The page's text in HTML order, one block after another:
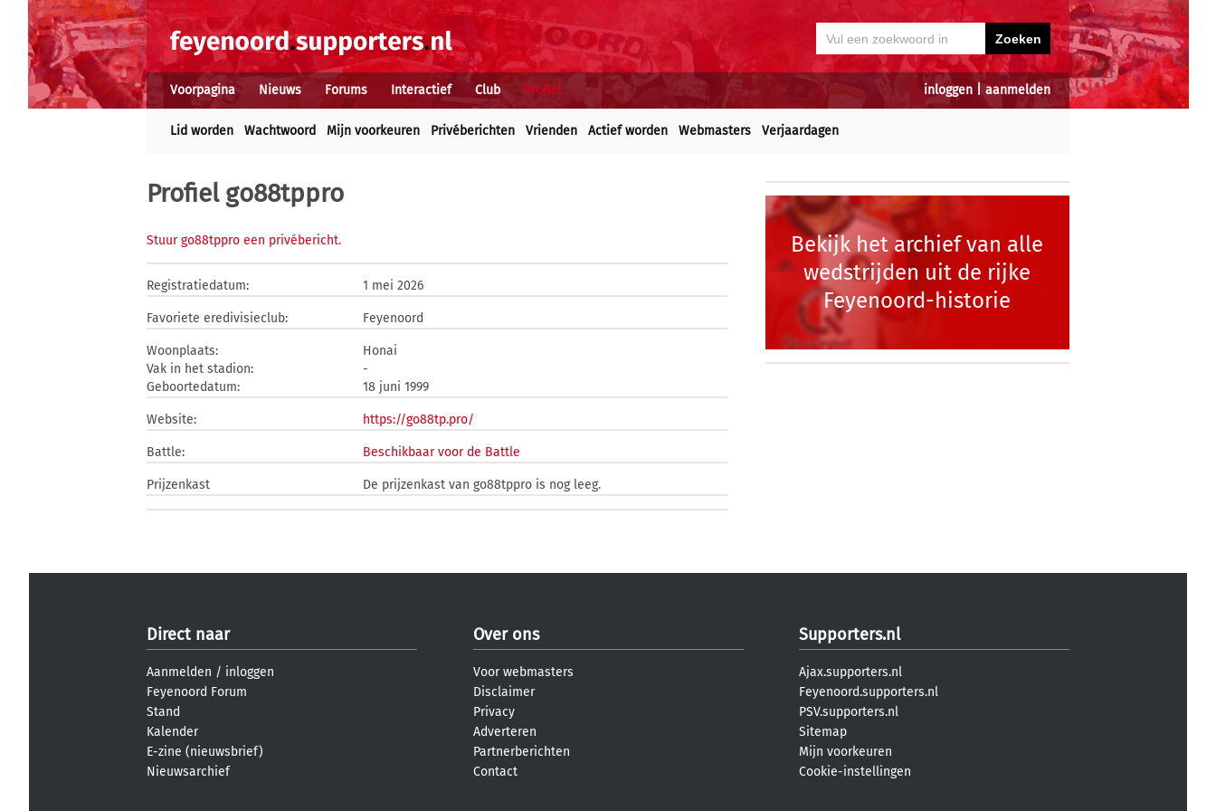
inloggen aanmelden
Voorpagina Nieuws Forums Interactief Club Profiel
Lid worden Wachtwoord Mijn voorkeuren Privéberichten Vrienden Actief worden Webmasters Verjaardagen
Profiel go88tppro
Stuur go88tppro een privébericht.
Registratiedatum: 1 mei 2026
Favoriete eredivisieclub: Feyenoord
Woonplaats:
Honai
Vak in het stadion:
-
Geboortedatum:
18 juni 1999
Website: https://go88tp.pro/
Battle: Beschikbaar voor de Battle
Prijzenkast De prijzenkast van go88tppro is nog leeg.
Bekijk het archief van alle
wedstrijden uit de rijke
Feyenoord-historie
Direct naar
Aanmelden / inloggen
Feyenoord Forum
Stand
Kalender
E-zine (nieuwsbrief)
Nieuwsarchief
Over ons
Voor webmasters
Disclaimer
Privacy
Adverteren
Partnerberichten
Contact
Supporters.nl
Ajax.supporters.nl
Feyenoord.supporters.nl
PSV.supporters.nl
Sitemap
Mijn voorkeuren
Cookie-instellingen